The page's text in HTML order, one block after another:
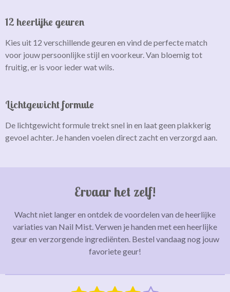
12 heerlijke geuren
Kies uit 12 verschillende geuren en vind de perfecte match
voor jouw persoonlijke stijl en voorkeur. Van bloemig tot
fruitig, er is voor ieder wat wils.
Lichtgewicht formule
De lichtgewicht formule trekt snel in en laat geen plakkerig
gevoel achter. Je handen voelen direct zacht en verzorgd aan.
Ervaar het zelf!
Wacht niet langer en ontdek de voordelen van de heerlijke
variaties van Nail Mist. Verwen je handen met een heerlijke
geur en verzorgende ingrediënten. Bestel vandaag nog jouw
favoriete geur!